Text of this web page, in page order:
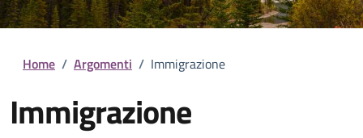
Home / Argomenti / Immigrazione
Immigrazione